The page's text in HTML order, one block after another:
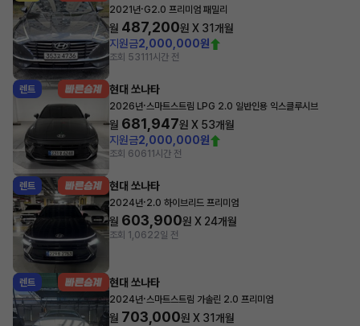
2021년·G2.0 프리미엄 패밀리
월 487,200원 X 31개월
지원금2,000,000원
조회 531 11시간 전
렌트 현대 쏘나타
2026년·스마트스트림 LPG 2.0 일반인용 익스클루시브
월 681,947원 X 53개월
지원금2,000,000원
조회 60611시간 전
렌트 현대 쏘나타
2024년·2.0 하이브리드 프리미엄
월 603,900원 X 24개월
조회 1,0622일 전
렌트 현대 쏘나타
2024년·스마트스트림 가솔린 2.0 프리미엄
월 703,000원 X 31개월